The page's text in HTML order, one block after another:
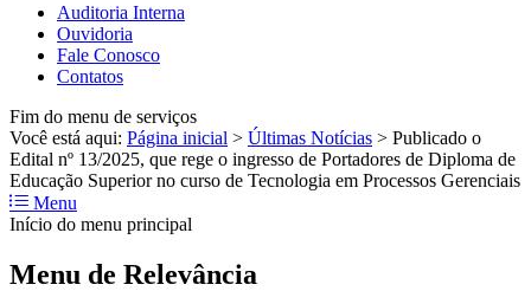
Auditoria Interna
Ouvidoria
Fale Conosco
Contatos
Fim do menu de serviços
Você está aqui: Página inicial > Últimas Notícias > Publicado o
Edital nº 13/2025, que rege o ingresso de Portadores de Diploma de
Educação Superior no curso de Tecnologia em Processos Gerenciais
Menu
Início do menu principal
Menu de Relevância